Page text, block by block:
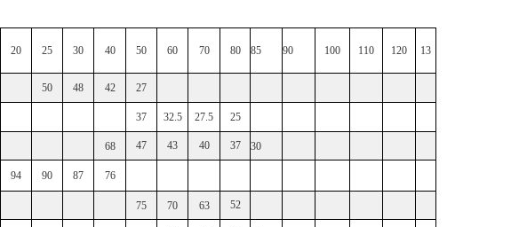
20 25 30 40 50 60 70 80 85 90 100 110 120 13
50 48 42 27
37 32.5 27.5 25
68 47 43 40 37 30
94 90 87 76
75 70 63 52